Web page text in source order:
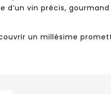
d’un vin précis,
un millésime